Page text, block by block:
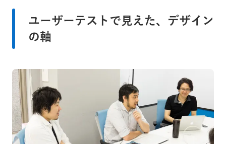
ユーザーテストで見えた、デザイン
の軸